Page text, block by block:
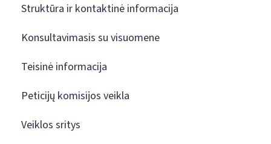
Struktūra ir kontaktinė informacija
Konsultavimasis su visuomene
Teisinė informacija
Peticijų komisijos veikla
Veiklos sritys